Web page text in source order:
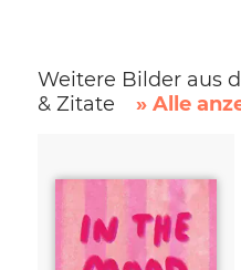
Weitere Bilder aus
& Zitate
» Alle